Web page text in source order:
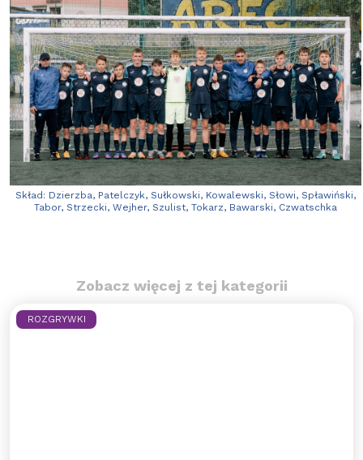
Skład: Dzierzba, Patelczyk, Sułkowski, Kowalewski, Słowi, Spławiński,
Tabor, Strzecki, Wejher, Szulist, Tokarz, Bawarski, Czwatschka
Zobacz więcej z tej kategorii
ROZGRYWKI